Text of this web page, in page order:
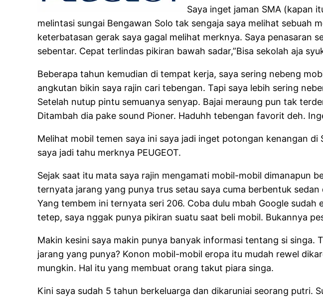
Saya inget jaman SMA (kapan
melintasi sungai Bengawan Solo tak sengaja saya melihat sebuah
keterbatasan gerak saya gagal melihat merknya. Saya penasaran
sebentar. Cepat terlindas pikiran bawah sadar,”Bisa sekolah aja
Beberapa tahun kemudian di tempat kerja, saya sering nebeng
angkutan bikin saya rajin cari tebengan. Tapi saya lebih sering
Setelah nutup pintu semuanya senyap. Bajai meraung pun tak
Ditambah dia pake sound Pioner. Haduhh tebengan favorit deh.
Melihat mobil temen saya ini saya jadi inget potongan kenangan
saya jadi tahu merknya PEUGEOT.
Sejak saat itu mata saya rajin mengamati mobil-mobil dimanapun
ternyata jarang yang punya trus setau saya cuma berbentuk
Yang tembem ini ternyata seri 206. Coba dulu mbah Google
tetep, saya nggak punya pikiran suatu saat beli mobil. Bukannya
Makin kesini saya makin punya banyak informasi tentang si singa.
jarang yang punya? Konon mobil-mobil eropa itu mudah rewel
mungkin. Hal itu yang membuat orang takut piara singa.
Kini saya sudah 5 tahun berkeluarga dan dikaruniai seorang putri.